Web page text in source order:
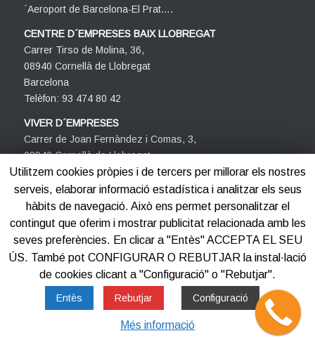
´Aeroport de Barcelona-El Prat….
CENTRE D´EMPRESES BAIX LLOBREGAT
Carrer Tirso de Molina, 36,
08940 Cornellà de Llobregat
Barcelona
Telèfon: 93 474 80 42
VIVER D´EMPRESES
Carrer de Joan Fernàndez i Comas, 3,
08940 Cornellà de Llobregat
Barcelona
Telèfon: 93 474 80 42
©2012-2025 Centre d'Empreses PROCORNELLÀ
Política de privacitat Política de cookies
Utilitzem cookies pròpies i de tercers per millorar els nostres
serveis, elaborar informació estadística i analitzar els seus
hàbits de navegació. Això ens permet personalitzar el
contingut que oferim i mostrar publicitat relacionada amb les
seves preferències. En clicar a "Entès" ACCEPTA EL SEU
ÚS. També pot CONFIGURAR O REBUTJAR la instal·lació
de cookies clicant a "Configuració" o "Rebutjar".
Entès Rebutjar Configuració
Més informació